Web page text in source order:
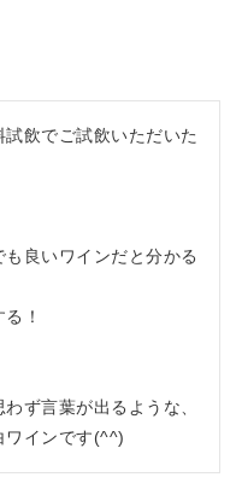
飲でご試飲いただいた
も良いワインだと分かる
！
ず言葉が出るような、
ワインです(^^)